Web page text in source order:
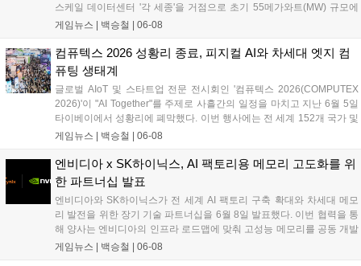
스케일 데이터센터 '각 세종'을 거점으로 초기 55메가와트(MW) 규모에
서 향후 기가와트(GW)급까지 확장되는 대규모 AI 팩토리를 구축할 계획
웨어를 도입하여 국내외 산업계를 위한 에이전틱 AI 서비스 및 차세대 하
이퍼클로바X 모델 고도화를 본격화한다....
게임뉴스 | 백승철 06-08
컴퓨텍스 2026 성황리 종료, 피지컬 AI와 차세대 엣지 컴
퓨팅 생태계
글로벌 AIoT 및 스타트업 전문 전시회인 '컴퓨텍스 2026(COMPUTEX
2026)'이 "AI Together"를 주제로 사흘간의 일정을 마치고 지난 6월 5일
타이베이에서 성황리에 폐막했다. 이번 행사에는 전 세계 152개 국가 및
지역에서 11만 1,312명의 바이어가 방문했으며, 인텔, 퀄컴, 마벨, NXP
팅 및 게이밍 환경의 핵심이 될 AI 기술의 미래 청사진을 제시했다. 특히
가상 공간을 넘어 실제 하드웨어 제어와 연동되는 피지컬 AI 기술과 에이
수스(ASUS), 트랜센드 등 주요 제조사들의 지속가능한 하드웨어 생태계
가 집중 조명되며 전 세계 게이머들과 산업 관계자들의 이목을 집중시켰
다....
게임뉴스 | 백승철 06-08
엔비디아 x SK하이닉스, AI 팩토리용 메모리 고도화를 위
한 파트너십 발표
엔비디아와 SK하이닉스가 전 세계 AI 팩토리 구축 확대와 차세대 메모
리 발전을 위한 장기 기술 파트너십을 6월 8일 발표했다. 이번 협력을 통
해 양사는 엔비디아의 인프라 로드맵에 맞춰 고성능 메모리를 공동 개발
하며, 개인용 PC 시장을 겨냥한 '엔비디아 RTX 스파크(RTX Spark) PC'
게임뉴스 | 백승철 06-08